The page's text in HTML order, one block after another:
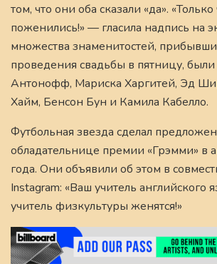
том, что они оба сказали «да». «Только
поженились!» — гласила надпись на
множества знаменитостей,
проведения свадьбы в пятницу,
Антонофф, Мариска Харгитей, Эд
Хайм, Бенсон Бун и Камила Кабелло.
Футбольная звезда сделал
обладательнице премии «Грэмми» в
года. Они объявили об этом в
Instagram: «Ваш учитель английского
учитель физкультуры женятся!»